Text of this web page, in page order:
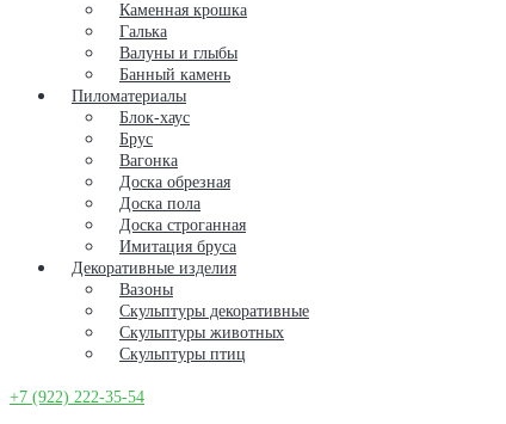
Каменная крошка
Галька
Валуны и глыбы
Банный камень
Пиломатериалы
Блок-хаус
Брус
Вагонка
Доска обрезная
Доска пола
Доска строганная
Имитация бруса
Декоративные изделия
Вазоны
Скульптуры декоративные
Скульптуры животных
Скульптуры птиц
+7 (922) 222-35-54